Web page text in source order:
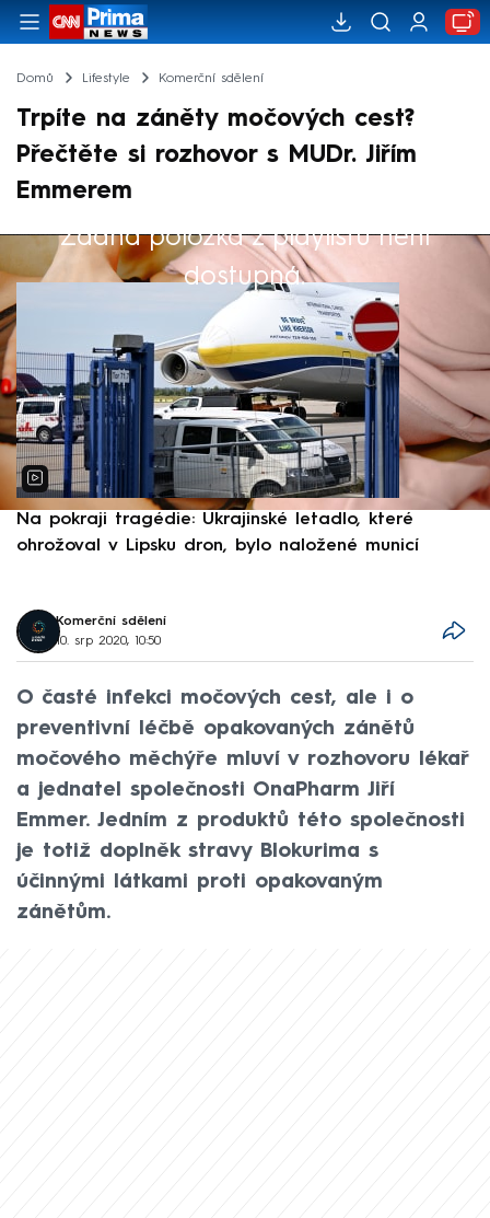
Domů Lifestyle Komerční sdělení
Trpíte na záněty močových cest?
Přečtěte si rozhovor s MUDr. Jiřím
Emmerem
Žádná položka z playlistu není
dostupná.
Výběr redakce
Na pokraji tragédie: Ukrajinské letadlo, které
ohrožoval v Lipsku dron, bylo naložené municí
Komerční sdělení
10. srp 2020, 10:50
O časté infekci močových cest, ale i o
preventivní léčbě opakovaných zánětů
močového měchýře mluví v rozhovoru lékař
a jednatel společnosti OnaPharm Jiří
Emmer. Jedním z produktů této společnosti
je totiž doplněk stravy Blokurima s
účinnými látkami proti opakovaným
zánětům.